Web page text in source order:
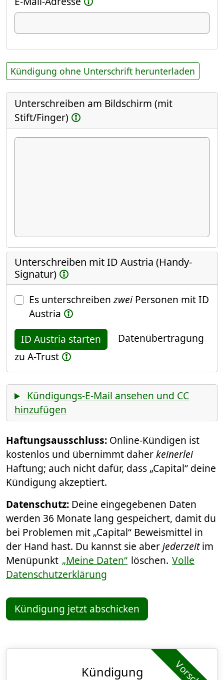
Kündigung ohne Unterschrift herunterladen
Unterschreiben am Bildschirm (mit
Stift/Finger)
Unterschreiben mit ID Austria (Handy-
Signatur)
Es unterschreibenzweiPersonen mit ID
Austria
ID Austria starten
Datenübertragung
zu A-Trust
Kündigungs-E-Mail ansehen und CC
hinzufügen
Haftungsausschluss: Online-Kündigen ist
kostenlos und übernimmt daherkeinerlei
Haftung; auch nicht dafür, dass „Capital“ deine
Kündigung akzeptiert.
Datenschutz: Deine eingegebenen Daten
werden 36 Monate lang gespeichert, damit du
bei Problemen mit „Capital“ Beweismittel in
der Hand hast. Du kannst sie aberjederzeitim
Menüpunkt „Meine Daten“ löschen. Volle
Datenschutzerklärung
Kündigung jetzt abschicken
Kündigung